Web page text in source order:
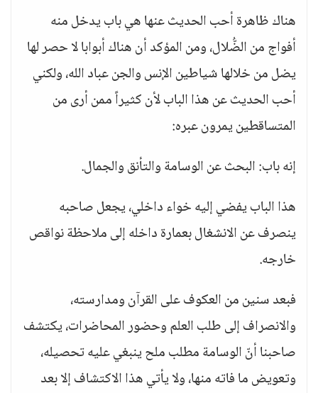
هناك ظاهرة أحب الحديث عنها هي باب يدخل منه
أفواج من الضُّلال، ومن المؤكد أن هناك أبوابا لا حصر لها
يضل من خلالها شياطين الإنس والجن عباد الله، ولكني
أحب الحديث عن هذا الباب لأن كثيراً ممن أرى من
المتساقطين يمرون عبره:
إنه باب: البحث عن الوسامة والتأنق والجمال.
هذا الباب يفضي إليه خواء داخلي، يجعل صاحبه
ينصرف عن الانشغال بعمارة داخله إلى ملاحظة نواقص
خارجه.
فبعد سنين من العكوف على القرآن ومدارسته،
والانصراف إلى طلب العلم وحضور المحاضرات، يكتشف
صاحبنا أنّ الوسامة مطلب ملح ينبغي عليه تحصيله،
وتعويض ما فاته منها، ولا يأتي هذا الاكتشاف إلا بعد